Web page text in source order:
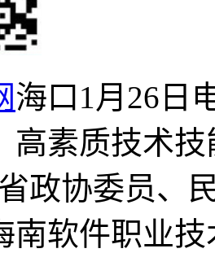
海口1月26日
高素质技术
政协委员、
南软件职业